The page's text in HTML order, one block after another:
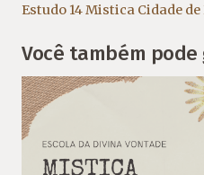
Estudo 14 Mistica Cidade de
Você também